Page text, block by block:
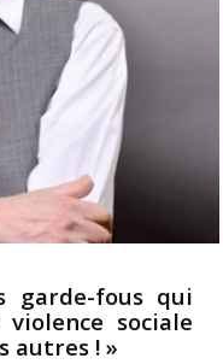
garde-fous qui
sociale
autres ! »